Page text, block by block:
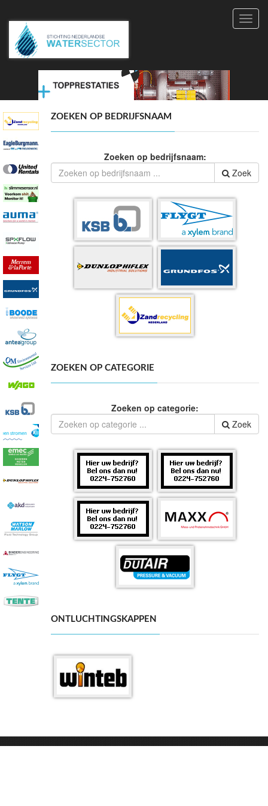
ZOEKEN OP BEDRIJFSNAAM
Zoeken op bedrijfsnaam:
Zoek
ZOEKEN OP CATEGORIE
Zoeken op categorie:
Zoek
ONTLUCHTINGSKAPPEN